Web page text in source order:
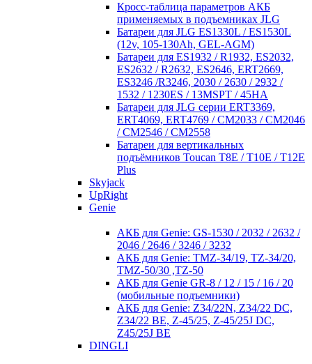
Кросc-таблица параметров АКБ
применяемых в подъемниках JLG
Батареи для JLG ES1330L / ES1530L
(12v, 105-130Ah, GEL-AGM)
Батареи для ES1932 / R1932, ES2032,
ES2632 / R2632, ES2646, ERT2669,
ES3246 /R3246, 2030 / 2630 / 2932 /
1532 / 1230ES / 13MSPT / 45HA
Батареи для JLG серии ERT3369,
ERT4069, ERT4769 / CM2033 / CM2046
/ CM2546 / CM2558
Батареи для вертикальных
подъёмников Toucan T8E / T10E / T12E
Plus
Skyjack
UpRight
Genie
АКБ для Genie: GS-1530 / 2032 / 2632 /
2046 / 2646 / 3246 / 3232
АКБ для Genie: TMZ-34/19, TZ-34/20,
TMZ-50/30 ,TZ-50
АКБ для Genie GR-8 / 12 / 15 / 16 / 20
(мобильные подъемники)
АКБ для Genie: Z34/22N, Z34/22 DC,
Z34/22 BE, Z-45/25, Z-45/25J DC,
Z45/25J BE
DINGLI